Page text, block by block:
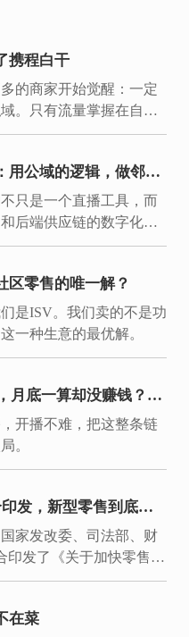
携程白干
的商家开始觉醒：一定
。只有流量掌握在自己
场，拿回经营主动权。
用公域的逻辑，做邻居
只是一个直播工具，而
后端供应链的数字化履
区零售的唯一解？
是ISV。我们卖的不是功
一种生意的最优解。
月底一算却没赚钱？入
这7关
开播不难，把这整条链
。
发，新型零售到底新
家发改委、司法部、财
印发了《关于加快零售业
在菜